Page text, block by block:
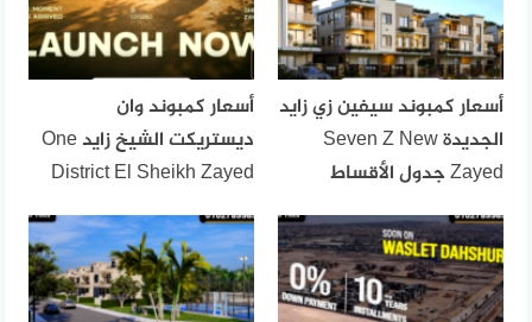
أسعار كمبوند سيفين زي زايد
الجديدة Seven Z New
Zayed جدول الأقساط
أسعار كمبوند وان
ديستريكت الشيخ زايد One
District El Sheikh Zayed